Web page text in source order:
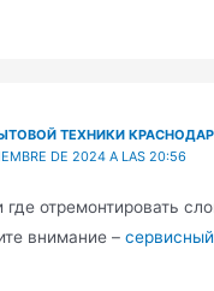
ТЕХНИКИ КРАСНОДАР
DE 2024 A LAS 20:56
где отремонтировать
внимание –